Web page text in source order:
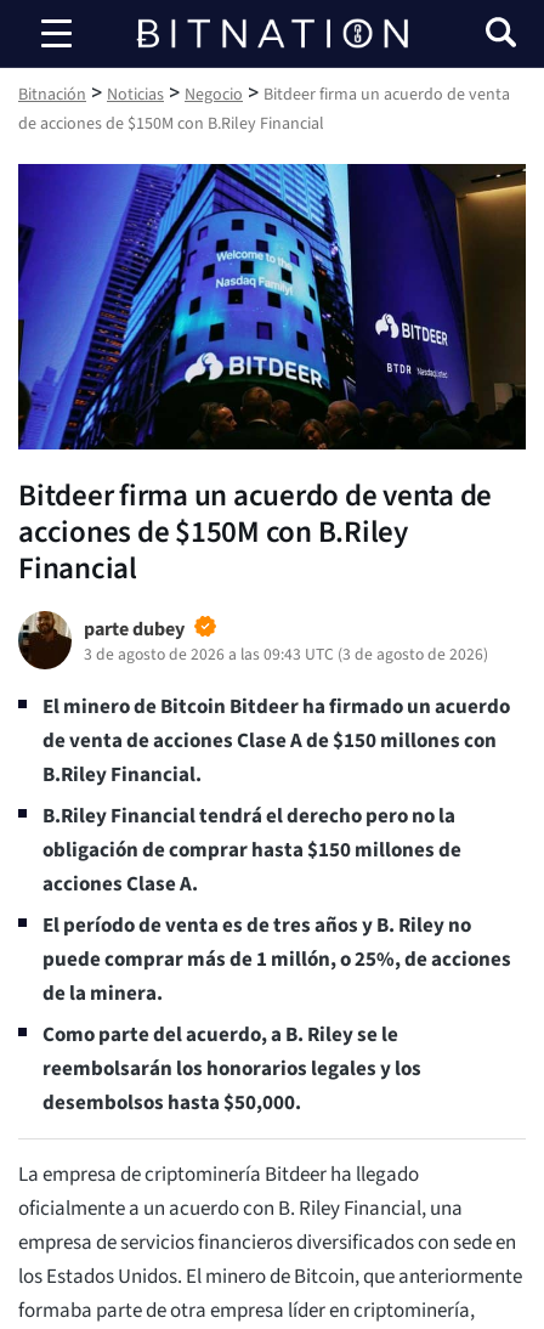
Bitnación
Bitnación > Noticias > Negocio > Bitdeer firma un acuerdo de venta
de acciones de $150M con B.Riley Financial
Bitdeer firma un acuerdo de venta de
acciones de $150M con B.Riley
Financial
parte dubey
3 de agosto de 2026 a las 09:43 UTC (3 de agosto de 2026)
El minero de Bitcoin Bitdeer ha firmado un acuerdo
de venta de acciones Clase A de $150 millones con
B.Riley Financial.
B.Riley Financial tendrá el derecho pero no la
obligación de comprar hasta $150 millones de
acciones Clase A.
El período de venta es de tres años y B. Riley no
puede comprar más de 1 millón, o 25%, de acciones
de la minera.
Como parte del acuerdo, a B. Riley se le
reembolsarán los honorarios legales y los
desembolsos hasta $50,000.
La empresa de criptominería Bitdeer ha llegado
oficialmente a un acuerdo con B. Riley Financial, una
empresa de servicios financieros diversificados con sede en
los Estados Unidos. El minero de Bitcoin, que anteriormente
formaba parte de otra empresa líder en criptominería,